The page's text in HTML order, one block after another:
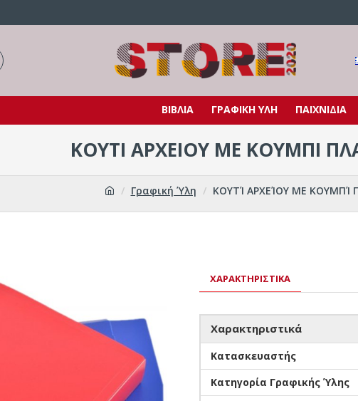
ΒΙΒΛΙΑ ΓΡΑΦΙΚΗ ΥΛΗ ΠΑΙΧΝΙΔΙΑ
Γραφική Ύλη ΚΟΥΤΊ ΑΡΧΕΊΟΥ ΜΕ ΚΟΥΜΠΊ
ΚΟΥΤΊ ΑΡΧΕΊΟΥ ΜΕ ΚΟΥΜΠΊ
ΧΑΡΑΚΤΗΡΙΣΤΙΚΆ
Χαρακτηριστικά
Κατασκευαστής
Κατηγορία Γραφικής Ύλης